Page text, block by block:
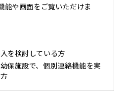
能や画面をご覧いただけま
を検討している方
保施設で、個別連絡機能を実